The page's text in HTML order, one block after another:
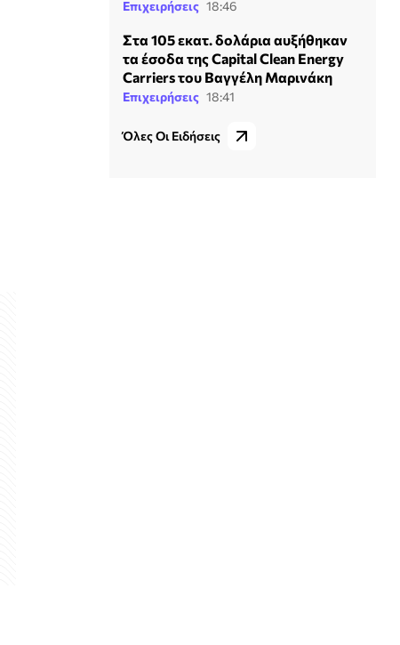
Επιχειρήσεις 18:46
Στα 105 εκατ. δολάρια αυξήθηκαν
τα έσοδα της Capital Clean Energy
Carriers του Βαγγέλη Μαρινάκη
Επιχειρήσεις 18:41
Όλες Οι Ειδήσεις